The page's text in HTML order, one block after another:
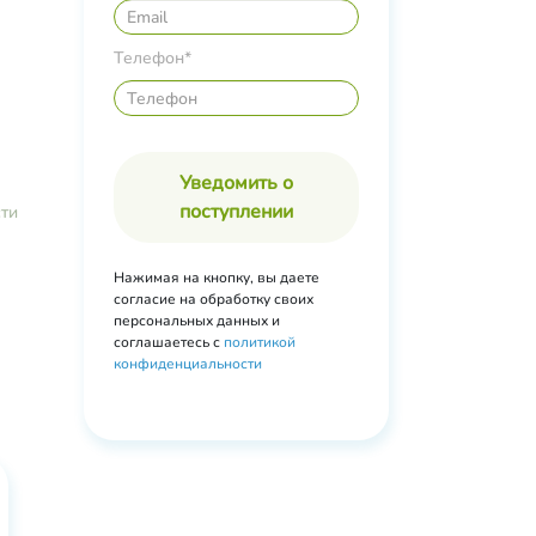
Телефон*
Уведомить о
поступлении
Нажимая на кнопку, вы даете
согласие на обработку своих
персональных данных и
соглашаетесь с политикой
конфиденциальности